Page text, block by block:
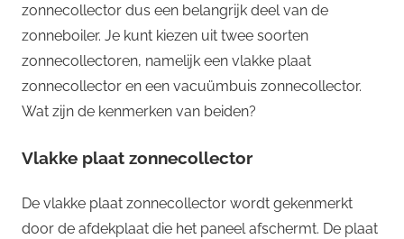
zonnecollector dus een belangrijk deel van de
zonneboiler. Je kunt kiezen uit twee soorten
zonnecollectoren, namelijk een vlakke plaat
zonnecollector en een vacuümbuis zonnecollector.
Wat zijn de kenmerken van beiden?
Vlakke plaat zonnecollector
De vlakke plaat zonnecollector wordt gekenmerkt
door de afdekplaat die het paneel afschermt. De plaat